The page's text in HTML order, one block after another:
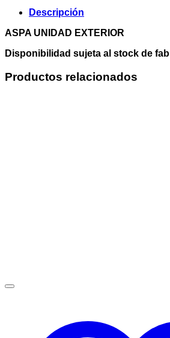
Descripción
ASPA UNIDAD EXTERIOR
Disponibilidad sujeta al stock de
Productos relacionados